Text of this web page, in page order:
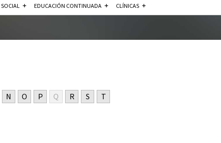
SOCIAL EDUCACIÓN CONTINUADA CLÍNICAS
N O P Q R S
T